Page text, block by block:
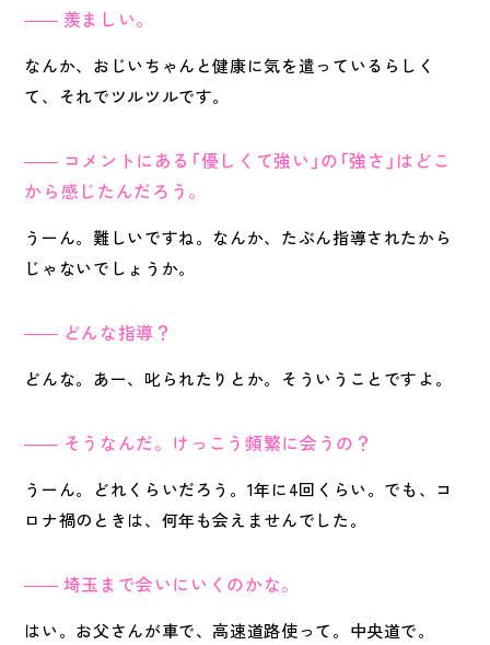
羨ましい。
なんか、おじいちゃんと健康に気を遣っているらしく
て、それでツルツルです。
コメントにある「優しくて強い」の「強さ」はどこ
から感じたんだろう。
うーん。難しいですね。なんか、たぶん指導されたから
じゃないでしょうか。
どんな指導？
どんな。あー、叱られたりとか。そういうことですよ。
そうなんだ。けっこう頻繁に会うの？
うーん。どれくらいだろう。1年に4回くらい。でも、コ
ロナ禍のときは、何年も会えませんでした。
埼玉まで会いにいくのかな。
はい。お父さんが車で、高速道路使って。中央道で。